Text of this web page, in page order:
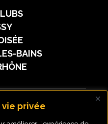
privée
BAINS